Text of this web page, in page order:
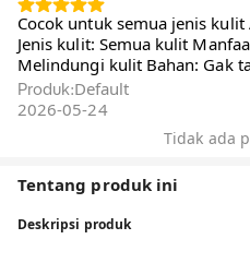
Cocok untuk semua jenis
Jenis kulit: Semua kulit
Melindungi kulit Bahan: Gak
Produk:Default
2026-05-24
Tidak ada
Tentang produk ini
Deskripsi produk